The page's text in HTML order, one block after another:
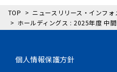
TOP
ニュースリリース・インフォ
ホールディングス : 2025年度 中
個人情報保護方針